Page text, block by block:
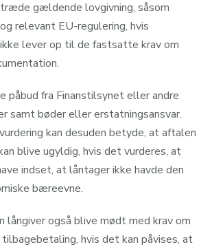
gældende lovgivning, såsom
relevant EU-regulering, hvis
lever op til de fastsatte krav om
påbud fra Finanstilsynet eller andre
samt bøder eller erstatningsansvar.
kan desuden betyde, at aftalen
blive ugyldig, hvis det vurderes, at
indset, at låntager ikke havde den
bæreevne.
også blive mødt med krav om
hvis det kan påvises, at